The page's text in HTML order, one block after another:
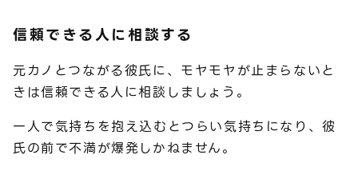
信頼できる人に相談する
元カノとつながる彼氏に、モヤモヤが止まらないと
きは信頼できる人に相談しましょう。
一人で気持ちを抱え込むとつらい気持ちになり、彼
氏の前で不満が爆発しかねません。